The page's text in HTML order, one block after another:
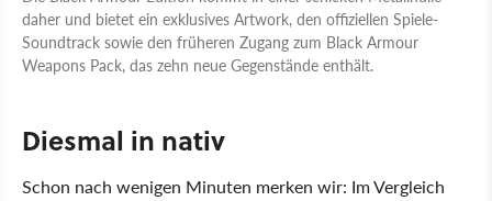
daher und bietet ein exklusives Artwork, den offiziellen Spiele-
Soundtrack sowie den früheren Zugang zum Black Armour
Weapons Pack, das zehn neue Gegenstände enthält.
Diesmal in nativ
Schon nach wenigen Minuten merken wir: Im Vergleich